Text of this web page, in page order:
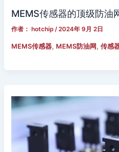
MEMS传感器的顶级防油
作者： hotchip/2024年 9月 2日
MEMS传感器, MEMS防油网 ,传感